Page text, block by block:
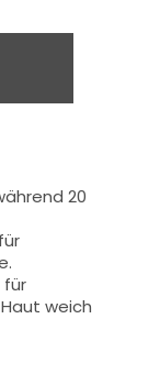
20
für
für
weich